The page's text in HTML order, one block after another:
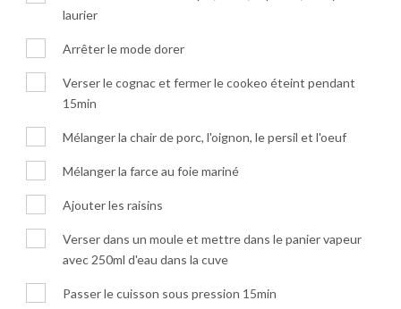
laurier
Arrêter le mode dorer
Verser le cognac et fermer le cookeo éteint pendant
15min
Mélanger la chair de porc, l'oignon, le persil et l'oeuf
Mélanger la farce au foie mariné
Ajouter les raisins
Verser dans un moule et mettre dans le panier vapeur
avec 250ml d'eau dans la cuve
Passer le cuisson sous pression 15min